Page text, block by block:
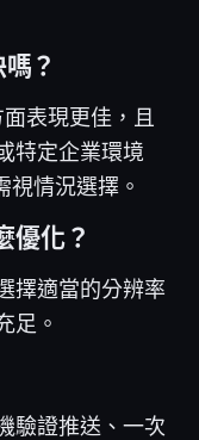
？
表現更佳，且
特定企業環境
情況選擇。
優化？
擇適當的分辨率
足。
驗證推送、一次